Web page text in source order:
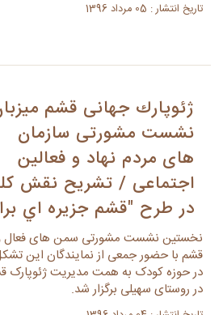
تاریخ انتشار : 05 مرداد 1396
ژئوپارك جهانی قشم
نشست مشورتی سازمان
های مردم نهاد و فعالین
اجتماعی / تشریح نقش
در طرح "قشم جزيره اي
نخستین نشست مشورتی سمن های فعال و
قشم با حضور جمعی از نمایندگان این
در حوزه کودک به همت مدیریت ژئوپارک
در روستای سهیلی برگزار شد.